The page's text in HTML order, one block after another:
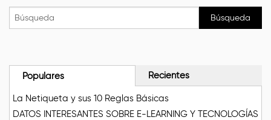
Populares Recientes
La Netiqueta y sus 10 Reglas Básicas
DATOS INTERESANTES SOBRE E-LEARNING Y TECNOLOGÍAS